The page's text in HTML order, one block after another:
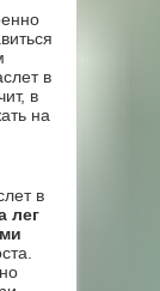
в
в
на
в
лег